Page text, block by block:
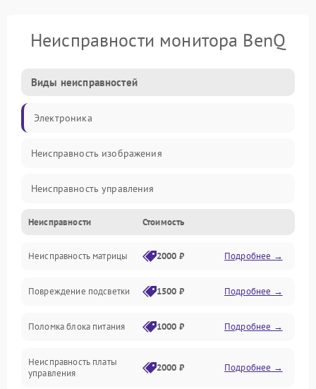
Неисправности монитора BenQ
Виды неисправностей
Электроника
Неисправность изображения
Неисправность управления
Неисправность интерфейсов
Прочие неисправности
Неисправность звука
Механические повреждения
Неисправности Стоимость
Неисправность матрицы 2000 ₽ Подробнее →
Повреждение подсветки 1500 ₽ Подробнее →
Поломка блока питания 1000 ₽ Подробнее →
Неисправность платы
управления
2000 ₽ Подробнее →